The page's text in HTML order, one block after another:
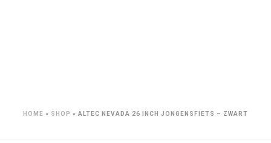
HOME » SHOP » ALTEC NEVADA 26 INCH JONGENSFIETS – ZWART